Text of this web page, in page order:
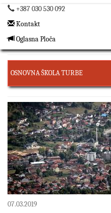
+387 030 530 092
Kontakt
Oglasna Ploča
OSNOVNA ŠKOLA TURBE
07.03.2019